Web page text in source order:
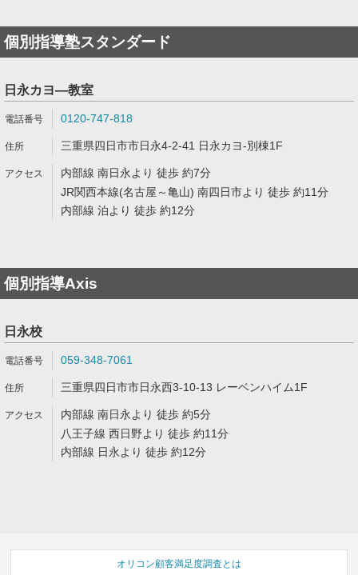
個別指導塾スタンダード
日永カヨ―教室
0120-747-818
三重県四日市市日永4-2-41 日永カヨ-別棟1F
内部線 南日永より 徒歩 約7分
JR関西本線(名古屋～亀山) 南四日市より 徒歩 約11分
内部線 泊より 徒歩 約12分
個別指導Axis
日永校
059-348-7061
三重県四日市市日永西3-10-13 レーベンハイム1F
内部線 南日永より 徒歩 約5分
八王子線 西日野より 徒歩 約11分
内部線 日永より 徒歩 約12分
オリコン顧客満足度調査とは